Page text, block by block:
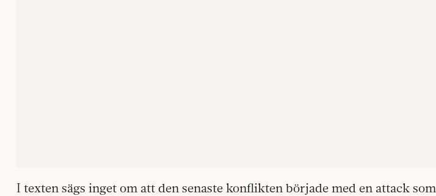
I texten sägs inget om att den senaste konflikten började med en attack som